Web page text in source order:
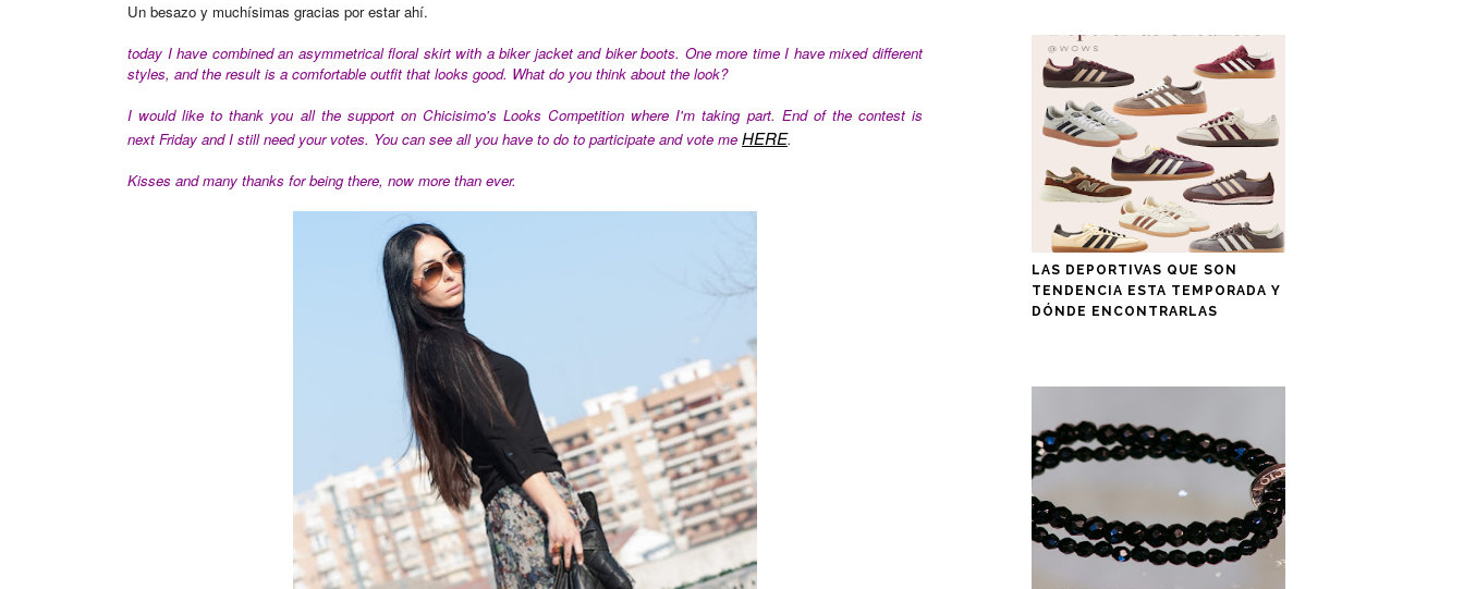
Un besazo y muchísimas gracias por estar ahí.
today I have combined an asymmetrical floral skirt with a biker jacket and biker boots. One more time I have mixed different
styles, and the result is a comfortable outfit that looks good. What do you think about the look?
I would like to thank you all the support on Chicisimo's Looks Competition where I'm taking part. End of the contest is
next Friday and I still need your votes. You can see all you have to do to participate and vote me HERE.
Kisses and many thanks for being there, now more than ever.
LAS DEPORTIVAS QUE SON
TENDENCIA ESTA TEMPORADA Y
DÓNDE ENCONTRARLAS